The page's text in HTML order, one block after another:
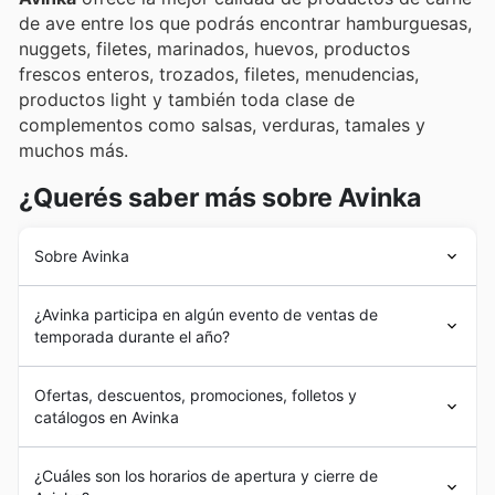
de ave entre los que podrás encontrar hamburguesas,
nuggets, filetes, marinados, huevos, productos
frescos enteros, trozados, filetes, menudencias,
productos light y también toda clase de
complementos como salsas, verduras, tamales y
muchos más.
¿Querés saber más sobre Avinka
Sobre Avinka
calidad en el mercado avícola, siendo líder en
exportaciones de productos avícolas con valor
agregado.Avinkaexporta a países como Colombia y
Ecuador, además de abastecer el mercado peruano.
Entre sus productos más destacados se encuentran el
que refleja su amplia gama de ofertas y su compromiso
¿Avinka participa en algún evento de ventas de
temporada durante el año?
estacionales durante todo el año, lo que significa que
siempre encontrarás
en tiendaspara aprovechar. Te recomendamos
consultar nuestrosfolletos semanales de Avinka
Ofertas, descuentos, promociones, folletos y
catálogos en Avinka
de 1996 con el objetivo de mejorar la calidad de vida de
¿Cuáles son los horarios de apertura y cierre de